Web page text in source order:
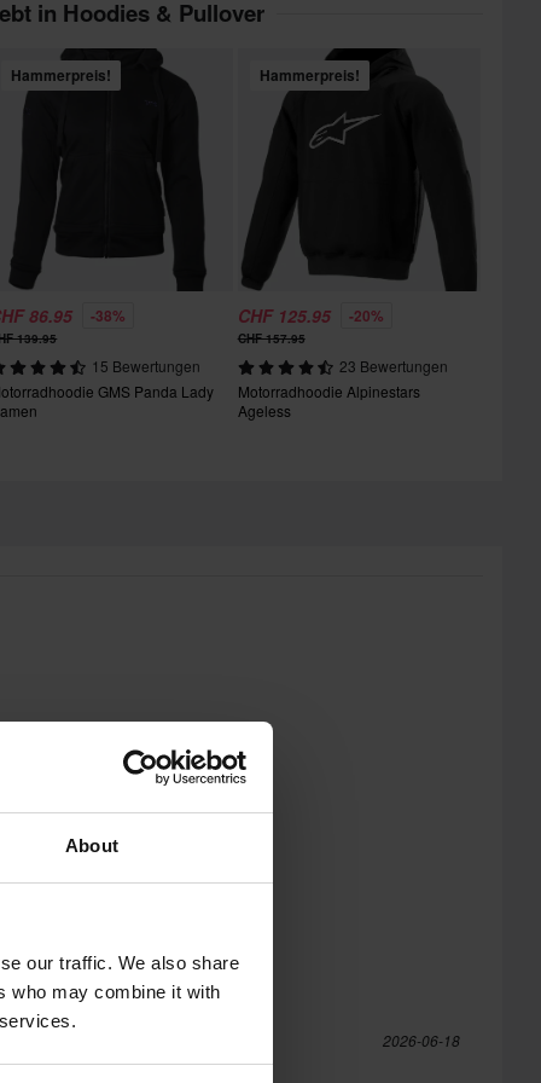
About
our traffic. We also share
who may combine it with
in Hoodies & Pullover
Hammerpreis!
86.95 -38%
139.95
15 Bewertungen
GMS Panda Lady
Hammerpreis!
CHF 125.95 -20%
CHF 157.95
23 Bewertungen
Motorradhoodie Alpinestars
Ageless
2026-06-18